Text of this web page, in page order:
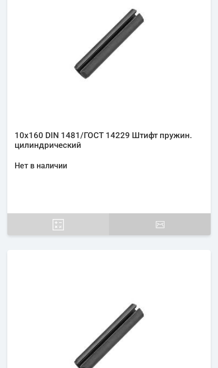
10х160 DIN 1481/ГОСТ 14229 Штифт пружин.
цилиндрический
Нет в наличии